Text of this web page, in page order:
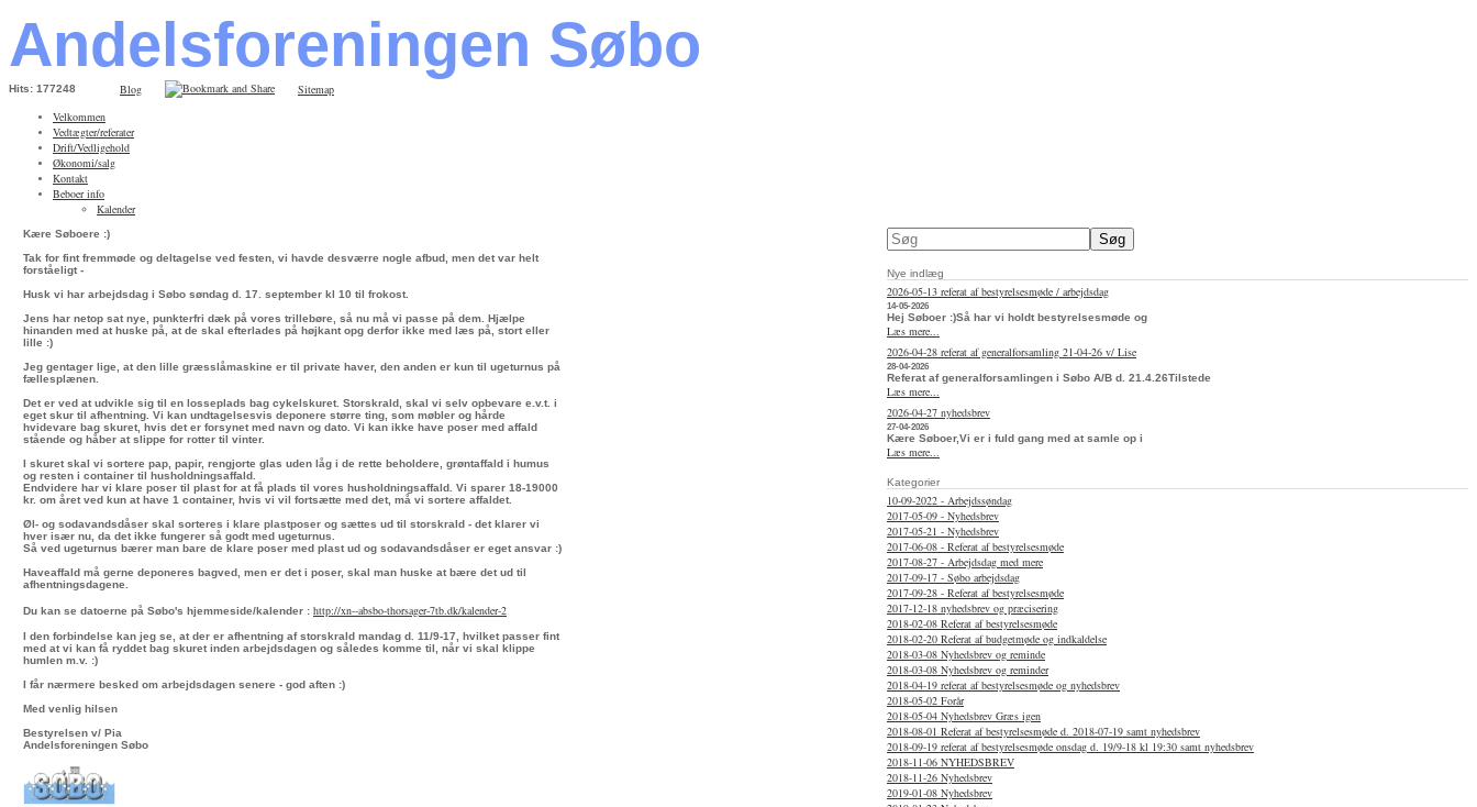
Andelsforeningen Søbo
Hits: 177248 Blog
Sitemap
Velkommen
Vedtægter/referater
Drift/Vedligehold
Økonomi/salg
Kontakt
Beboer info
Kalender
Kære Søboere :)
Tak for fint fremmøde og deltagelse ved festen, vi havde desværre nogle afbud, men det var helt
forståeligt -
Husk vi har arbejdsdag i Søbo søndag d. 17. september kl 10 til frokost.
Jens har netop sat nye, punkterfri dæk på vores trillebøre, så nu må vi passe på dem. Hjælpe
hinanden med at huske på, at de skal efterlades på højkant opg derfor ikke med læs på, stort eller
lille :)
Jeg gentager lige, at den lille græsslåmaskine er til private haver, den anden er kun til ugeturnus på
fællesplænen.
Det er ved at udvikle sig til en losseplads bag cykelskuret. Storskrald, skal vi selv opbevare e.v.t. i
eget skur til afhentning. Vi kan undtagelsesvis deponere større ting, som møbler og hårde
hvidevare bag skuret, hvis det er forsynet med navn og dato. Vi kan ikke have poser med affald
stående og håber at slippe for rotter til vinter.
I skuret skal vi sortere pap, papir, rengjorte glas uden låg i de rette beholdere, grøntaffald i humus
og resten i container til husholdningsaffald.
Endvidere har vi klare poser til plast for at få plads til vores husholdningsaffald. Vi sparer 18-19000
kr. om året ved kun at have 1 container, hvis vi vil fortsætte med det, må vi sortere affaldet.
Øl- og sodavandsdåser skal sorteres i klare plastposer og sættes ud til storskrald - det klarer vi
hver især nu, da det ikke fungerer så godt med ugeturnus.
Så ved ugeturnus bærer man bare de klare poser med plast ud og sodavandsdåser er eget ansvar :)
Haveaffald må gerne deponeres bagved, men er det i poser, skal man huske at bære det ud til
afhentningsdagene.
Du kan se datoerne på Søbo's hjemmeside/kalender : http://xn--absbo-thorsager-7tb.dk/kalender-2
I den forbindelse kan jeg se, at der er afhentning af storskrald mandag d. 11/9-17, hvilket passer fint
med at vi kan få ryddet bag skuret inden arbejdsdagen og således komme til, når vi skal klippe
humlen m.v. :)
I får nærmere besked om arbejdsdagen senere - god aften :)
Med venlig hilsen
Bestyrelsen v/ Pia
Andelsforeningen Søbo
Nye indlæg
2026-05-13 referat af bestyrelsesmøde / arbejdsdag
14-05-2026
Hej Søboer :)Så har vi holdt bestyrelsesmøde og
Læs mere...
2026-04-28 referat af generalforsamling 21-04-26 v/ Lise
28-04-2026
Referat af generalforsamlingen i Søbo A/B d. 21.4.26Tilstede
Læs mere...
2026-04-27 nyhedsbrev
27-04-2026
Kære Søboer,Vi er i fuld gang med at samle op i
Læs mere...
Kategorier
10-09-2022 - Arbejdssøndag
2017-05-09 - Nyhedsbrev
2017-05-21 - Nyhedsbrev
2017-06-08 - Referat af bestyrelsesmøde
2017-08-27 - Arbejdsdag med mere
2017-09-17 - Søbo arbejdsdag
2017-09-28 - Referat af bestyrelsesmøde
2017-12-18 nyhedsbrev og præcisering
2018-02-08 Referat af bestyrelsesmøde
2018-02-20 Referat af budgetmøde og indkaldelse
2018-03-08 Nyhedsbrev og reminde
2018-03-08 Nyhedsbrev og reminder
2018-04-19 referat af bestyrelsesmøde og nyhedsbrev
2018-05-02 Forår
2018-05-04 Nyhedsbrev Græs igen
2018-08-01 Referat af bestyrelsesmøde d. 2018-07-19 samt nyhedsbrev
2018-09-19 referat af bestyrelsesmøde onsdag d. 19/9-18 kl 19:30 samt nyhedsbrev
2018-11-06 NYHEDSBREV
2018-11-26 Nyhedsbrev
2019-01-08 Nyhedsbrev